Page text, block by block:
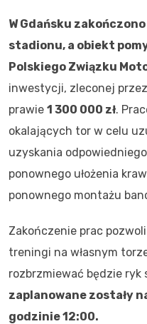
W Gdańsku
stadionu, a obiekt
Polskiego Związku
inwestycji, zleconej
prawie 1 300 000 zł.
okalających tor w celu
uzyskania
ponownego ułożenia
ponownego montażu
Zakończenie prac
treningi na własnym
rozbrzmiewać będzie ryk
zaplanowane zostały
godzinie 12:00.